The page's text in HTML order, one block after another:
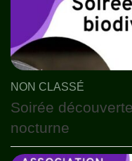
NON CLASSÉ
Soirée
nocturne